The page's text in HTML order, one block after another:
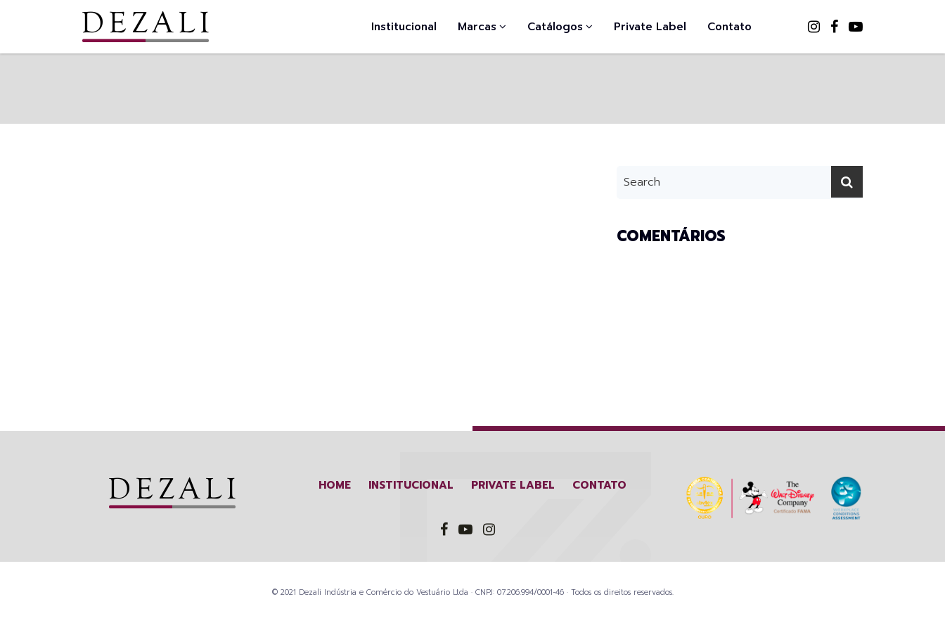
Institucional Marcas Catálogos Private Label Contato
COMENTÁRIOS
HOME INSTITUCIONAL PRIVATE LABEL CONTATO
© 2021 Dezali Indústria e Comércio do Vestuário Ltda · CNPJ: 07.206.994/0001-46 · Todos os direitos reservados.